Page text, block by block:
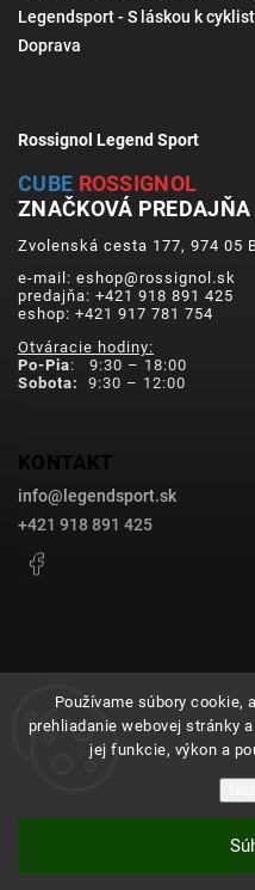
Používame súbory cookie,
prehliadanie webovej stránky
jej funkcie, výkon a
Legendsport - S láskou k
Doprava
Rossignol Legend Sport
CUBE ROSSIGNOL
ZNAČKOVÁ PREDAJŇA
Zvolenská cesta 177, 974 05
e-mail: eshop@rossignol.sk
predajňa: +421 918 891 425
eshop: +421 917 781 754
Otváracie hodiny:
Po-Pia: 9:30 – 18:00
Sobota:
9:30 – 12:00
KONTAKT
info@ legendsport.sk
+421 918 891 425
Copyright 2026
Grafický návrh